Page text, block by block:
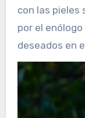
con las pieles
por el
deseados en